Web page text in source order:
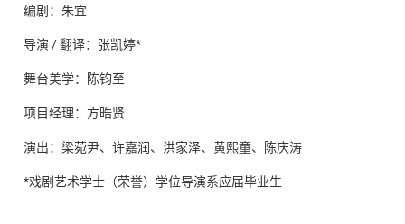
编剧：朱宜
导演 / 翻译：张凯婷*
舞台美学：陈钧至
项目经理：方晧贤
演出：梁菀尹、许嘉润、洪家泽、黄熙童、陈庆涛
*戏剧艺术学士（荣誉）学位导演系应届毕业生